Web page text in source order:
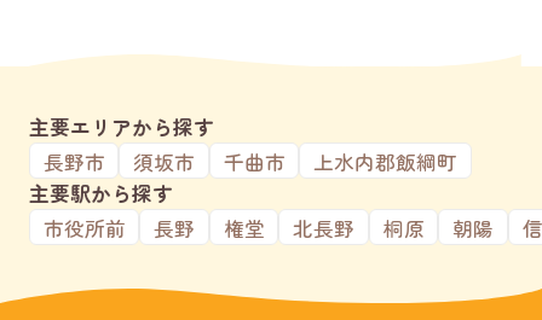
主要エリアから探す
長野市
須坂市 千曲市
上水内郡飯綱町
主要駅から探す
市役所前
長野 権堂 北長野 桐原 朝陽